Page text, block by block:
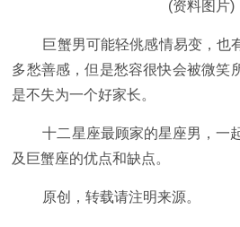
(资料图片)
巨蟹男可能轻佻感情易变，也
多愁善感，但是愁容很快会被微笑
是不失为一个好家长。
十二星座最顾家的星座男，一
及巨蟹座的优点和缺点。
原创，转载请注明来源。